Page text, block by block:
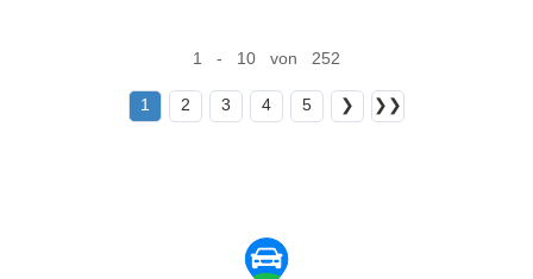
1 - 10 von 252
1 2 3 4 5 ❯ ❯❯